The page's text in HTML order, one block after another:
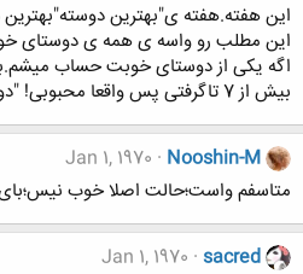
اين هفته.هفته ی"بهترین
این مطلب رو واسه ی همه ی دوستای
اگه یکی از دوستای خوبت حساب
بیش از 7 تاگرفتی پس واقعا محبوبی! "دوستت دارم دوست خوبم
Nooshin-M
Jan 1, 1970
متاسفم واست؛حالت اصلا خوب
sacred
Jan 1, 1970